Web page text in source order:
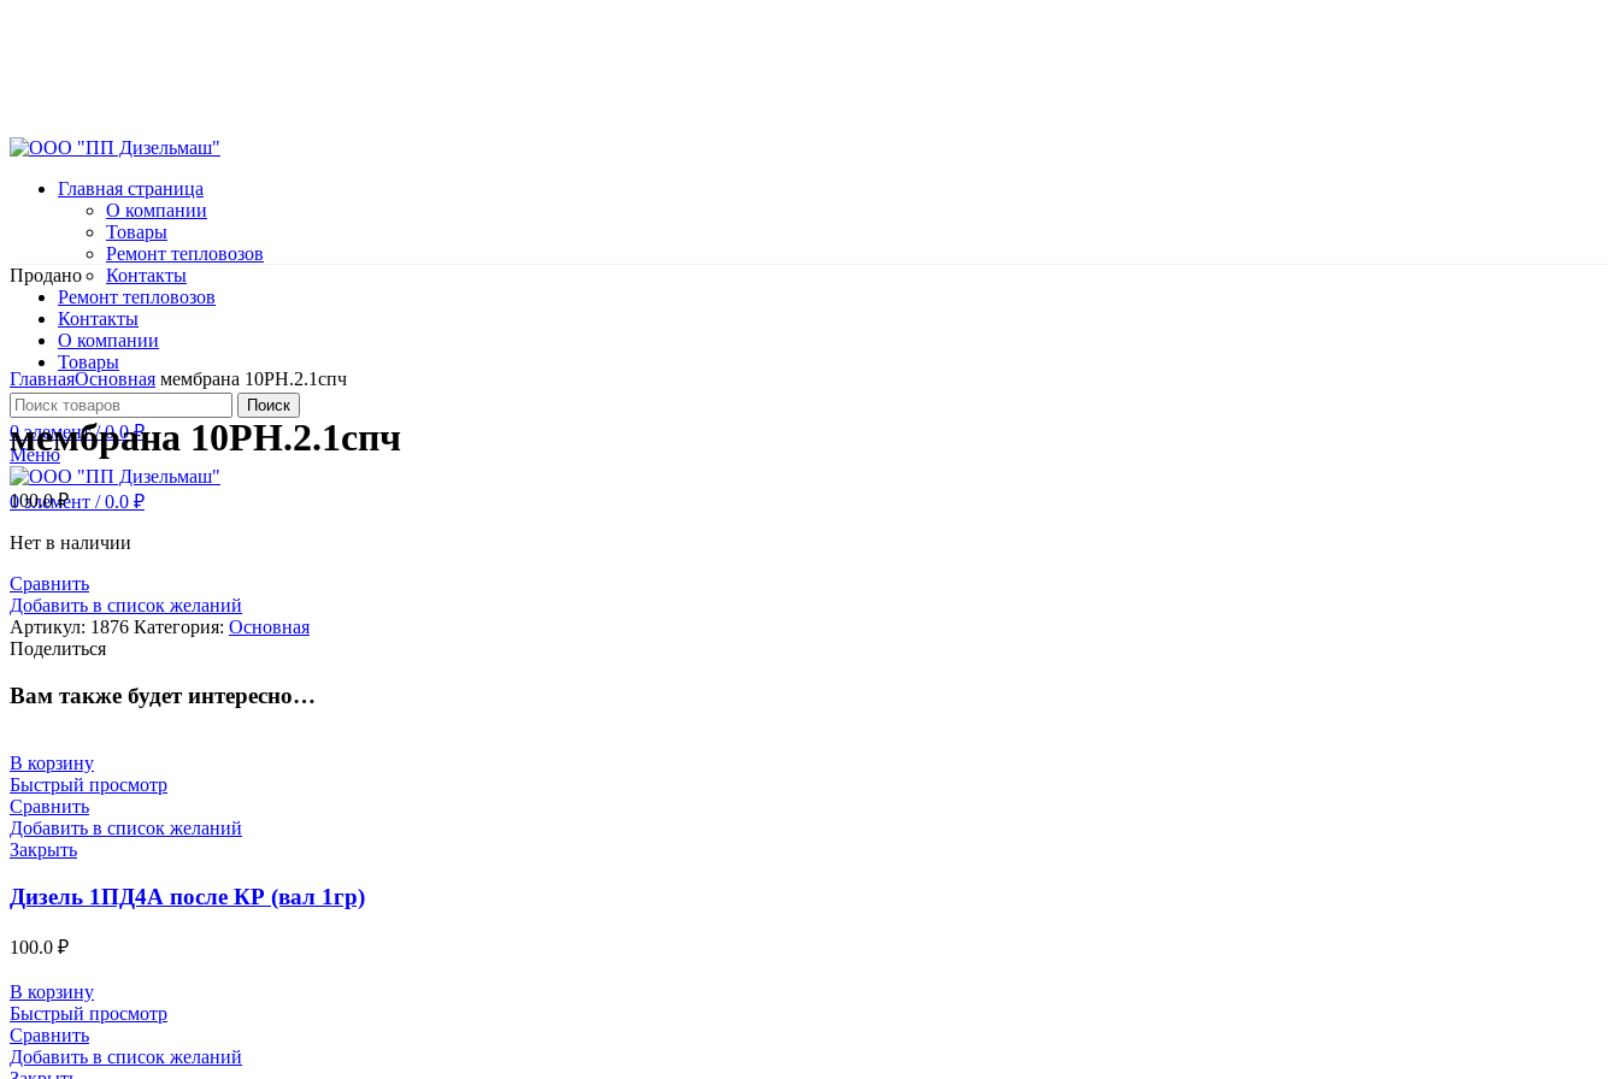
Главная страница
О компании
Товары
Ремонт тепловозов
Контакты
Ремонт тепловозов
Контакты
О компании
Товары
Поиск
0элемент / 0.0₽
Меню
0элемент / 0.0 ₽
Продано
Нажмите, чтобы увеличить
ГлавнаяОсновная мембрана 10РН.2.1спч
мембрана 10РН.2.1спч
100.0₽
Нет в наличии
Сравнить
Добавить в список желаний
Артикул: 1876 Категория: Основная
Поделиться
Вам также будет интересно…
В корзину
Быстрый просмотр
Сравнить
Добавить в список желаний
Закрыть
Дизель 1ПД4А после КР (вал 1гр)
100.0 ₽
В корзину
Быстрый просмотр
Сравнить
Добавить в список желаний